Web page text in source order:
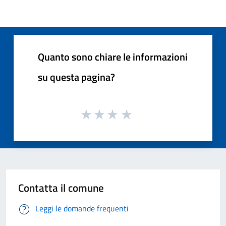
Quanto sono chiare le informazioni
su questa pagina?
Contatta il comune
Leggi le domande frequenti